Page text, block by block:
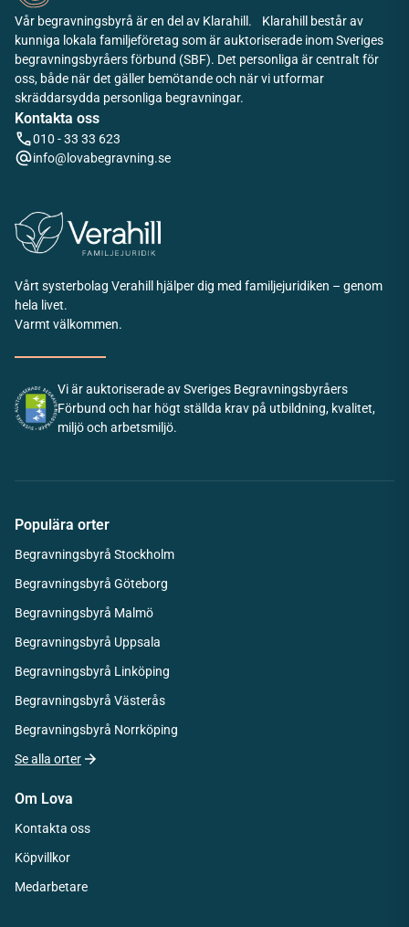
Vår begravningsbyrå är en del av Klarahill. Klarahill består av
kunniga lokala familjeföretag som är auktoriserade inom Sveriges
begravningsbyråers förbund (SBF). Det personliga är centralt för
oss, både när det gäller bemötande och när vi utformar
skräddarsydda personliga begravningar.
Kontakta oss
010 - 33 33 623
info@lovabegravning.se
Vårt systerbolag Verahill hjälper dig med familjejuridiken – genom
hela livet.
Varmt välkommen.
Vi är auktoriserade av Sveriges Begravningsbyråers
Förbund och har högt ställda krav på utbildning, kvalitet,
miljö och arbetsmiljö.
Populära orter
Begravningsbyrå Stockholm
Begravningsbyrå Göteborg
Begravningsbyrå Malmö
Begravningsbyrå Uppsala
Begravningsbyrå Linköping
Begravningsbyrå Västerås
Begravningsbyrå Norrköping
Se alla orter
Om Lova
Kontakta oss
Köpvillkor
Medarbetare